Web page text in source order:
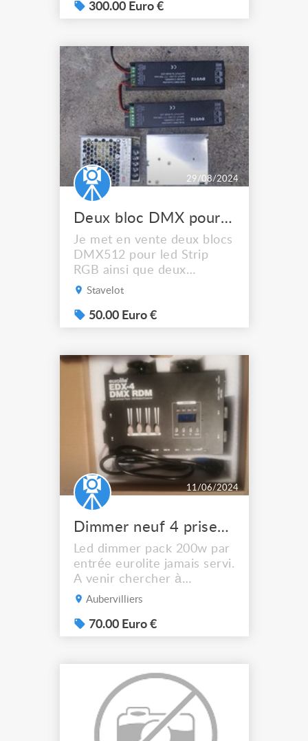
300.00 Euro €
29/08/2024
Deux bloc DMX pour led RGB transfo
Je met en vente deux blocs
DMX512 pour led Strip
RGB ainsi que deux
transformateurs pour
Neuf, utiliser 1X pour test
mais ne convient pas au
changement de commande
Le prix est pour le lot ( pas
de vente dissocié et pas
d'échange ) Prix ferme non
négociab...
Stavelot
50.00 Euro €
11/06/2024
Dimmer neuf 4 prises eurolite 4 entrées
Led dimmer pack 200w par
entrée eurolite jamais servi.
A venir chercher à
aubervilliers
Aubervilliers
70.00 Euro €